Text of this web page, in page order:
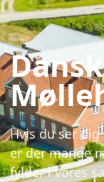
Hvis du ser
er der mange
fylder i vores